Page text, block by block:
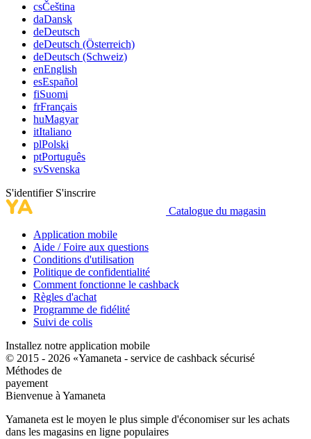
csČeština
daDansk
deDeutsch
deDeutsch (Österreich)
deDeutsch (Schweiz)
enEnglish
esEspañol
fiSuomi
frFrançais
huMagyar
itItaliano
plPolski
ptPortuguês
svSvenska
S'identifier S'inscrire
Catalogue du magasin
Application mobile
Aide / Foire aux questions
Conditions d'utilisation
Politique de confidentialité
Comment fonctionne le cashback
Règles d'achat
Programme de fidélité
Suivi de colis
Installez notre application mobile
© 2015 - 2026 «Yamaneta - service de cashback sécurisé
Méthodes de
payement
Bienvenue à Yamaneta
Yamaneta est le moyen le plus simple d'économiser sur les achats
dans les magasins en ligne populaires